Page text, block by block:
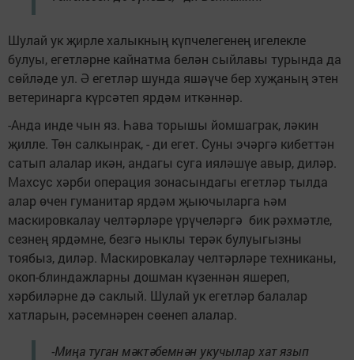
Шулай ук җирле халыкның күпчелегенең игелекле
булуы, егетләрне кайнатма белән сыйлавы турында да
сөйләде ул. Ә егетләр шунда яшәүче бер хуҗаның этен
ветеринарга күрсәтеп ярдәм иткәннәр.
-Анда инде чын яз. Һава торышы йомшаграк, ләкин
җилле. Төн салкынрак, - ди егет. Суны эчәргә кибеттән
сатып алалар икән, андагы суга ияләшүе авыр, диләр.
Махсус хәрби операция зонасындагы егетләр тылда
алар өчен гуманитар ярдәм җыючыларга һәм
маскировкалау челтәрләре үрүчеләргә бик рәхмәтле,
сезнең ярдәмне, безгә ныклы терәк булуыгызны
тоябыз, диләр. Маскировкалау челтәрләре техниканы,
окоп-блиндажларны дошман күзеннән яшереп,
хәрбиләрне дә саклый. Шулай ук егетләр балалар
хатларын, рәсемнәрен сөенеп алалар.
-Миңа туган мәктәбемнән укучылар хат язып